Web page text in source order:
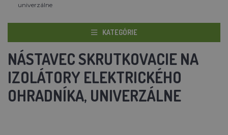
univerzálne
KATEGÓRIE
NÁSTAVEC SKRUTKOVACIE NA
IZOLÁTORY ELEKTRICKÉHO
OHRADNÍKA, UNIVERZÁLNE